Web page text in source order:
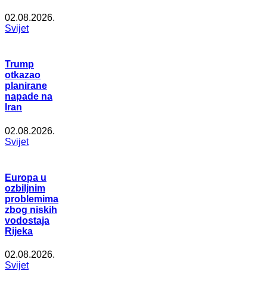
02.08.2026.
Svijet
Trump
otkazao
planirane
napade na
Iran
02.08.2026.
Svijet
Europa u
ozbiljnim
problemima
zbog niskih
vodostaja
Rijeka
02.08.2026.
Svijet